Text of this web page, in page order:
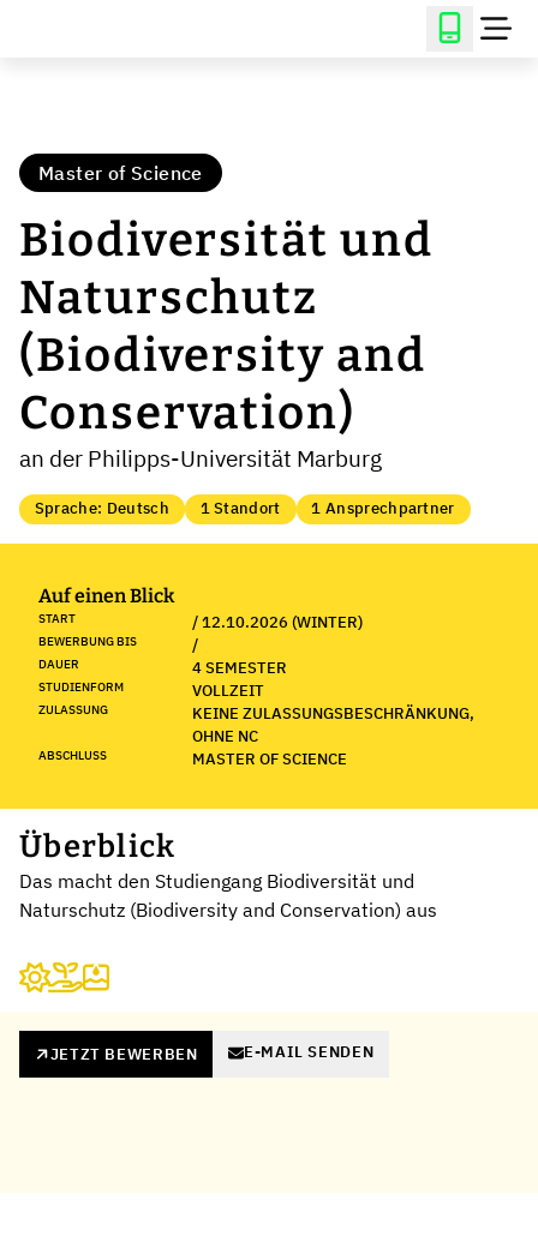
Master of Science
Biodiversität und
Naturschutz
(Biodiversity and
Conservation)
an der Philipps-Universität Marburg
Sprache: Deutsch 1 Standort 1 Ansprechpartner
Auf einen Blick
START / 12.10.2026 (WINTER)
BEWERBUNG BIS /
DAUER 4 SEMESTER
STUDIENFORM VOLLZEIT
ZULASSUNG
KEINE ZULASSUNGSBESCHRÄNKUNG,
OHNE NC
ABSCHLUSS MASTER OF SCIENCE
Überblick
Das macht den Studiengang Biodiversität und
Naturschutz (Biodiversity and Conservation) aus
JETZT BEWERBEN E-MAIL SENDEN